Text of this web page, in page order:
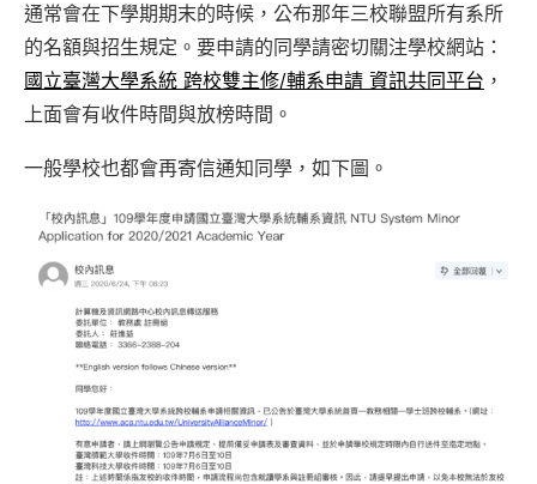
通常會在下學期期末的時候，公布那年三校聯盟所有系所
的名額與招生規定。要申請的同學請密切關注學校網站：
國立臺灣大學系統 跨校雙主修/輔系申請 資訊共同平台 ，
上面會有收件時間與放榜時間。
一般學校也都會再寄信通知同學，如下圖。